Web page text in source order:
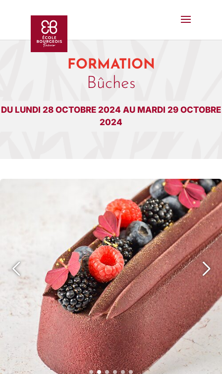
FORMATION
Bûches
DU LUNDI 28 OCTOBRE 2024 AU MARDI 29 OCTOBRE
2024